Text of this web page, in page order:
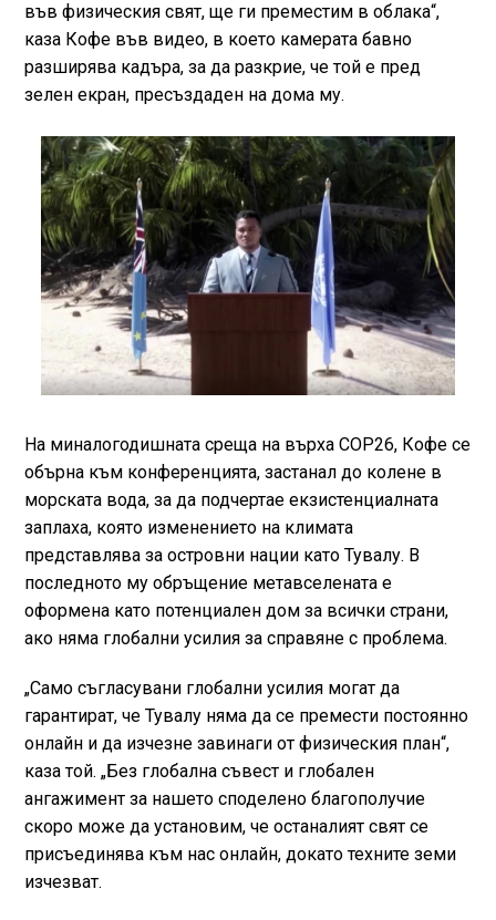
във физическия свят, ще ги преместим в облака“,
каза Кофе във видео, в което камерата бавно
разширява кадъра, за да разкрие, че той е пред
зелен екран, пресъздаден на дома му.
На миналогодишната среща на върха COP26, Кофе се
обърна към конференцията, застанал до колене в
морската вода, за да подчертае екзистенциалната
заплаха, която изменението на климата
представлява за островни нации като Тувалу. В
последното му обръщение метавселената е
оформена като потенциален дом за всички страни,
ако няма глобални усилия за справяне с проблема.
„Само съгласувани глобални усилия могат да
гарантират, че Тувалу няма да се премести постоянно
онлайн и да изчезне завинаги от физическия план“,
каза той. „Без глобална съвест и глобален
ангажимент за нашето споделено благополучие
скоро може да установим, че останалият свят се
присъединява към нас онлайн, докато техните земи
изчезват.